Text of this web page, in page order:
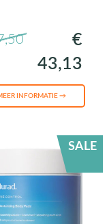
€
43,13
INFORMATIE →
SALE